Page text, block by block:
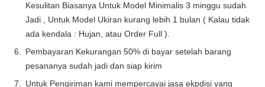
Kesulitan Biasanya Untuk Model Minimalis 3 minggu sudah
Jadi , Untuk Model Ukiran kurang lebih 1 bulan ( Kalau tidak
ada kendala : Hujan, atau Order Full ).
Pembayaran Kekurangan 50% di bayar setelah barang
pesananya sudah jadi dan siap kirim
Untuk Pengiriman kami mempercayai jasa ekpdisi yang